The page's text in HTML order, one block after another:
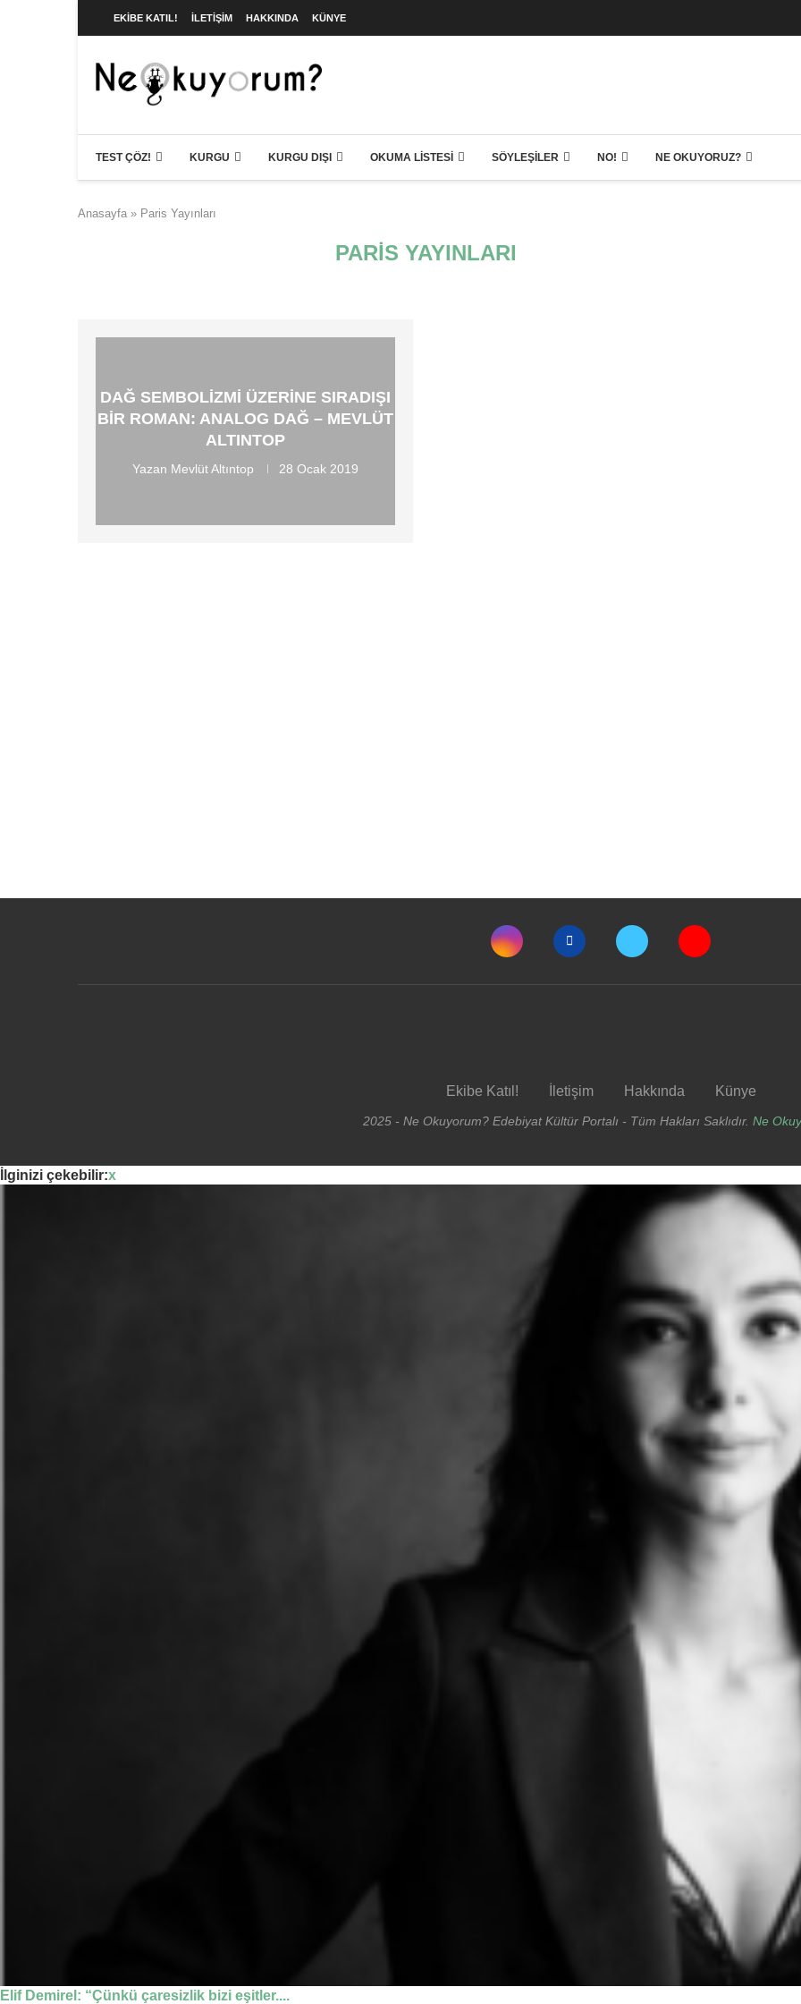
EKIBE KATIL! İLETIŞIM HAKKINDA KÜNYE
TEST ÇÖZ! KURGU KURGU DIŞI OKUMA LISTESI SÖYLEŞILER NO! NE OKUYORUZ?
Anasayfa » Paris Yayınları
PARIS YAYINLARI
DAĞ SEMBOLIZMI ÜZERINE SIRADIŞI
BIR ROMAN: ANALOG DAĞ – MEVLÜT
ALTINTOP
Yazan Mevlüt Altıntop 28 Ocak 2019
Ekibe Katıl! İletişim Hakkında Künye
2025 - Ne Okuyorum? Edebiyat Kültür Portalı - Tüm Hakları Saklıdır. Ne
İlginizi çekebilir:x
Elif Demirel: “Çünkü çaresizlik bizi eşitler....